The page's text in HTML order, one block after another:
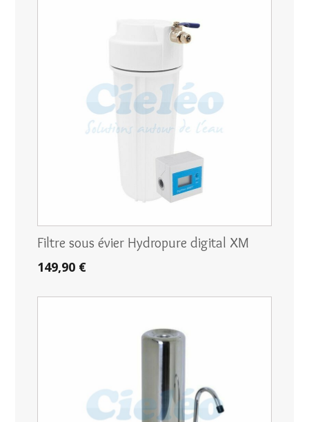
Filtre sous évier Hydropure digital XM
149,90 €